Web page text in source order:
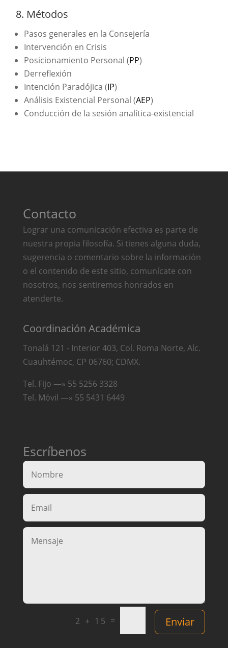
8. Métodos
Pasos generales en la Consejería
Intervención en Crisis
Posicionamiento Personal (PP)
Derreflexión
Intención Paradójica (IP)
Análisis Existencial Personal (AEP)
Conducción de la sesión analítica-existencial
Contacto
Lograr una comunicación efectiva es parte de
nuestra propia filosofía. Si tienes alguna duda,
sugerencia o comentario sobre la información
o el contenido de este sitio, comunícate con
nosotros, nos sentiremos honrados en
atenderte.
Coordinación Académica
Tonalá 121 - Interior 403, Col. Roma Norte, Alc.
Cuauhtémoc, CP 06760; CDMX.
Tel. Fijo —» 55 5256 3328
Tel. Móvil —» 55 5431 6449
Escríbenos
2 + 15 = Enviar